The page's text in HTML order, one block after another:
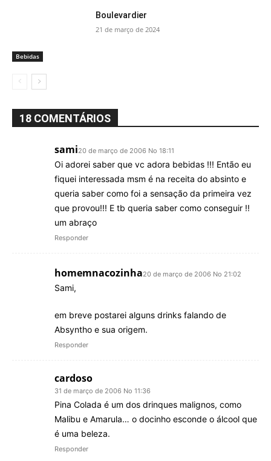
Bebidas
Boulevardier
21 de março de 2024
18 COMENTÁRIOS
sami20 de março de 2006 No 18:11
Oi adorei saber que vc adora bebidas !!! Então eu
fiquei interessada msm é na receita do absinto e
queria saber como foi a sensação da primeira vez
que provou!!! E tb queria saber como conseguir !!
um abraço
Responder
homemnacozinha20 de março de 2006 No 21:02
Sami,
em breve postarei alguns drinks falando de
Absyntho e sua origem.
Responder
cardoso
31 de março de 2006 No 11:36
Pina Colada é um dos drinques malignos, como
Malibu e Amarula… o docinho esconde o álcool que
é uma beleza.
Responder